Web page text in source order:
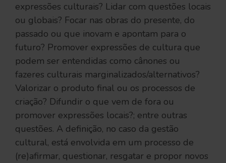
expressões culturais? Lidar com questões locais
ou globais? Focar nas obras do presente, do
passado ou que inovam e apontam para o
futuro? Promover expressões de cultura que
podem ser entendidas como cânones ou
fazeres culturais marginalizados/alternativos?
Valorizar o produto final ou os processos de
criação? Difundir o que vem de fora ou
promover expressões locais?; entre outras
questões. A definição, no caso da gestão
cultural, está envolvida em um processo de
(re)afirmar, questionar, resgatar e propor novos